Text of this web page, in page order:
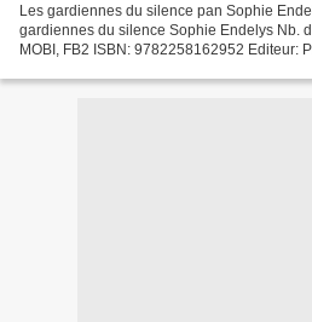
Les gardiennes du silence pan Sophie
gardiennes du silence Sophie Endelys Nb.
MOBI, FB2 ISBN: 9782258162952 Editeur: